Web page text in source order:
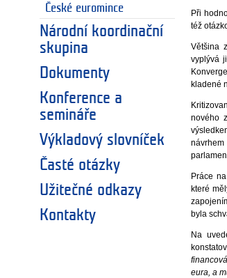
České euromince
Národní koordinační
skupina
Dokumenty
Konference a
semináře
Výkladový slovníček
Časté otázky
Užitečné odkazy
Kontakty
Při
též
Většina
vyplývá
kladené
nového
Práce
které
byla
Na
eura, a